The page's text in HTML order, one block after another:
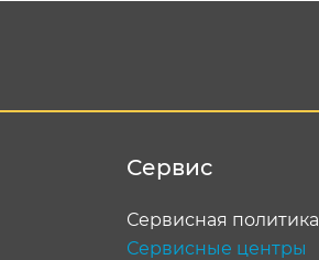
Сервис
Сервисная политика
Сервисные центры